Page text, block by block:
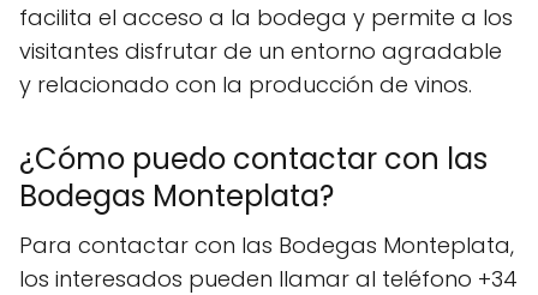
facilita el acceso a la bodega y permite a los
visitantes disfrutar de un entorno agradable
y relacionado con la producción de vinos.
¿Cómo puedo contactar con las
Bodegas Monteplata?
Para contactar con las Bodegas Monteplata,
los interesados pueden llamar al teléfono +34